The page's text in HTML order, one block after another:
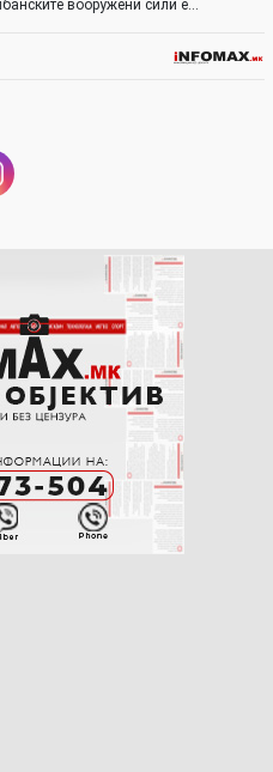
вооружени сили е…